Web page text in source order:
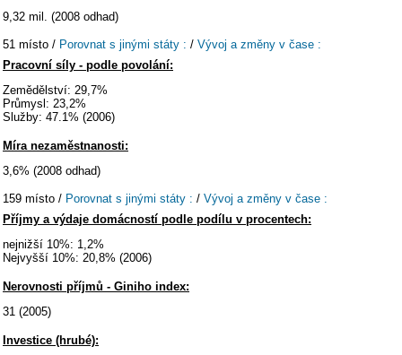
9,32 mil. (2008 odhad)
51 místo / Porovnat s jinými státy : / Vývoj a změny v čase :
Pracovní síly - podle povolání:
Zemědělství: 29,7%
Průmysl: 23,2%
Služby: 47.1% (2006)
Míra nezaměstnanosti:
3,6% (2008 odhad)
159 místo / Porovnat s jinými státy : / Vývoj a změny v čase :
Příjmy a výdaje domácností podle podílu v procentech:
nejnižší 10%: 1,2%
Nejvyšší 10%: 20,8% (2006)
Nerovnosti příjmů - Giniho index:
31 (2005)
Investice (hrubé):